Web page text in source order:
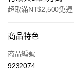
超取滿NT$2,500免運
信用卡一次付款
信用卡分期付款
商品特色
商品編號
9232074